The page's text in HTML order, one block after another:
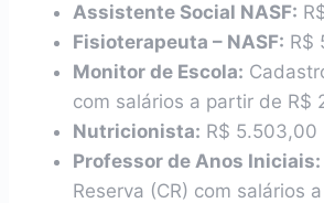
Assistente Social NASF:
Fisioterapeuta – NASF: R$
Monitor de Escola:
com salários a partir de R$
Nutricionista: R$ 5.503,00
Professor de Anos Iniciais:
Reserva (CR) com salários